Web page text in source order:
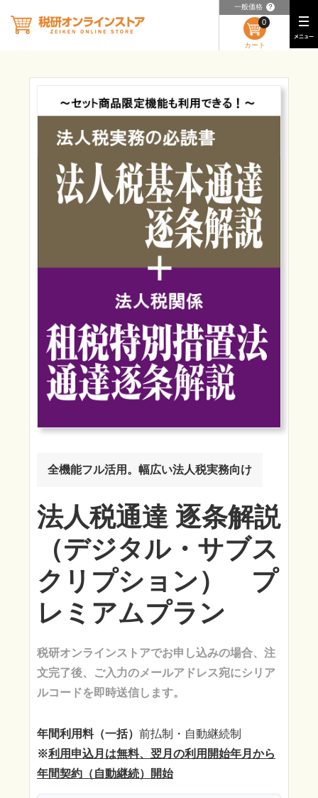
一般価格 ？
カート
0
全機能フル活用。幅広い法人税実務向け
法人税通達 逐条解説
（デジタル・サブス
クリプション） プ
レミアムプラン
税研オンラインストアでお申し込みの場合、注
文完了後、ご入力のメールアドレス宛にシリア
ルコードを即時送信します。
年間利用料（一括） 前払制・自動継続制
※利用申込月は無料、翌月の利用開始年月から
年間契約（自動継続）開始